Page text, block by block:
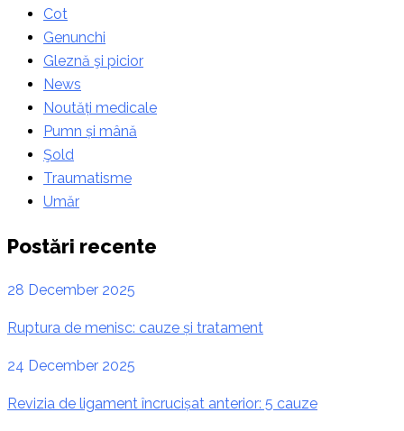
Cot
Genunchi
Gleznă şi picior
News
Noutăți medicale
Pumn și mână
Şold
Traumatisme
Umăr
Postări recente
28 December 2025
Ruptura de menisc: cauze și tratament
24 December 2025
Revizia de ligament încrucișat anterior: 5 cauze